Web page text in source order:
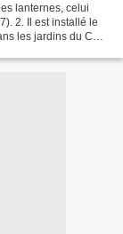
lanternes, celui
2. Il est installé le
les jardins du CG